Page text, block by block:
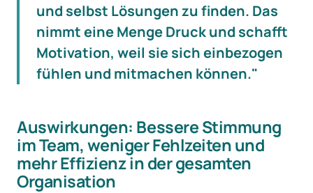
und selbst Lösungen zu finden. Das
nimmt eine Menge Druck und schafft
Motivation, weil sie sich einbezogen
fühlen und mitmachen können."
Auswirkungen: Bessere Stimmung
im Team, weniger Fehlzeiten und
mehr Effizienz in der gesamten
Organisation